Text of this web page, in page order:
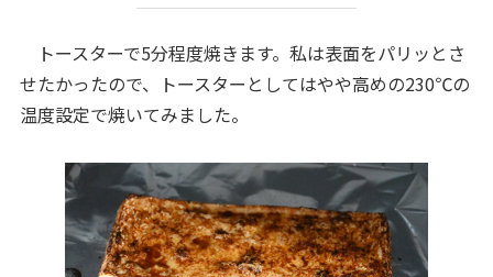
トースターで5分程度焼きます。私は表面をパリッとさ
せたかったので、トースターとしてはやや高めの230℃の
温度設定で焼いてみました。